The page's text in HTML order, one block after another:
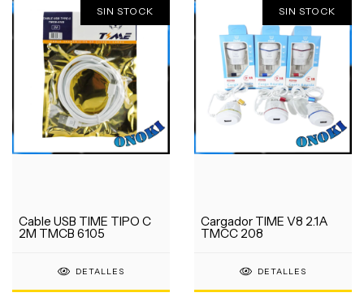
SIN STOCK
Cable USB TIME TIPO C
2M TMCB 6105
DETALLES
SIN STOCK
Cargador TIME V8 2.1A
TMCC 208
DETALLES